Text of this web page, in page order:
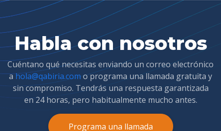
Habla con nosotros
Cuéntano qué necesitas enviando un correo electrónico
ahola@qabiria.como programa una llamada gratuita y
sin compromiso. Tendrás una respuesta garantizada
en 24 horas, pero habitualmente mucho antes.
Programa una llamada